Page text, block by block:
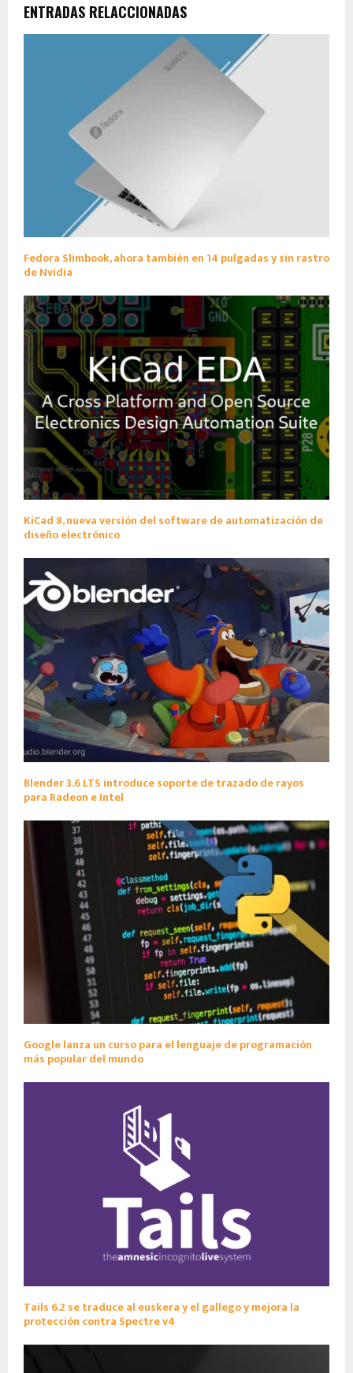
ENTRADAS RELACCIONADAS
Fedora Slimbook, ahora también en 14 pulgadas y sin rastro
de Nvidia
KiCad 8, nueva versión del software de automatización de
diseño electrónico
Blender 3.6 LTS introduce soporte de trazado de rayos
para Radeon e Intel
Google lanza un curso para el lenguaje de programación
más popular del mundo
Tails 6.2 se traduce al euskera y el gallego y mejora la
protección contra Spectre v4